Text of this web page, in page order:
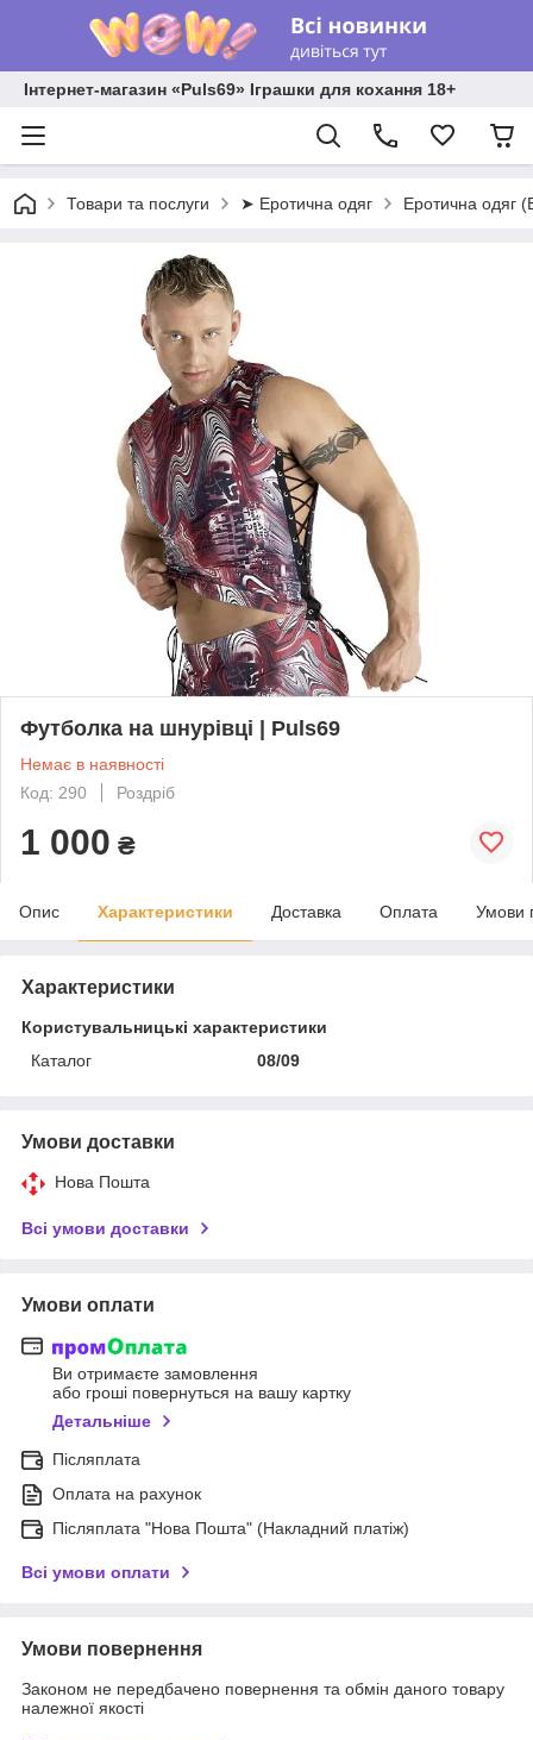
Інтернет-магазин «Puls69» Іграшки для кохання 18+
Товари та послуги ➤ Еротична одяг Еротична одяг
Футболка на шнурівці | Puls69
Немає в наявності
Код: 290
Роздріб
1 000 ₴
Опис Характеристики Доставка Оплата Умови
Характеристики
Користувальницькі характеристики
Каталог
08/09
Умови доставки
Нова Пошта
Всі умови доставки
Умови оплати
Ви отримаєте замовлення
або гроші повернуться на вашу картку
Детальніше
Післяплата
Оплата на рахунок
Післяплата "Нова Пошта" (Накладний платіж)
Всі умови оплати
Умови повернення
Законом не передбачено повернення та обмін даного товару
належної якості